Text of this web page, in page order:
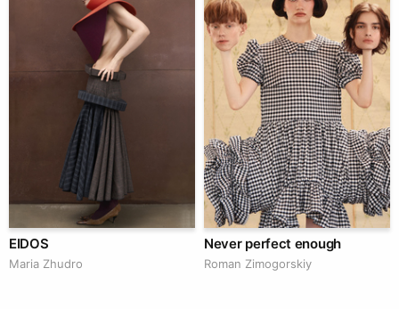
EIDOS
Maria Zhudro
Never perfect enough
Roman Zimogorskiy